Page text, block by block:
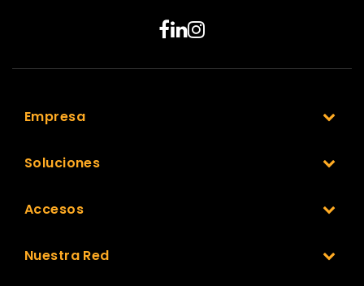
Empresa
Soluciones
Accesos
Nuestra Red